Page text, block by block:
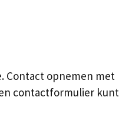
Contact opnemen met
contactformulier kunt